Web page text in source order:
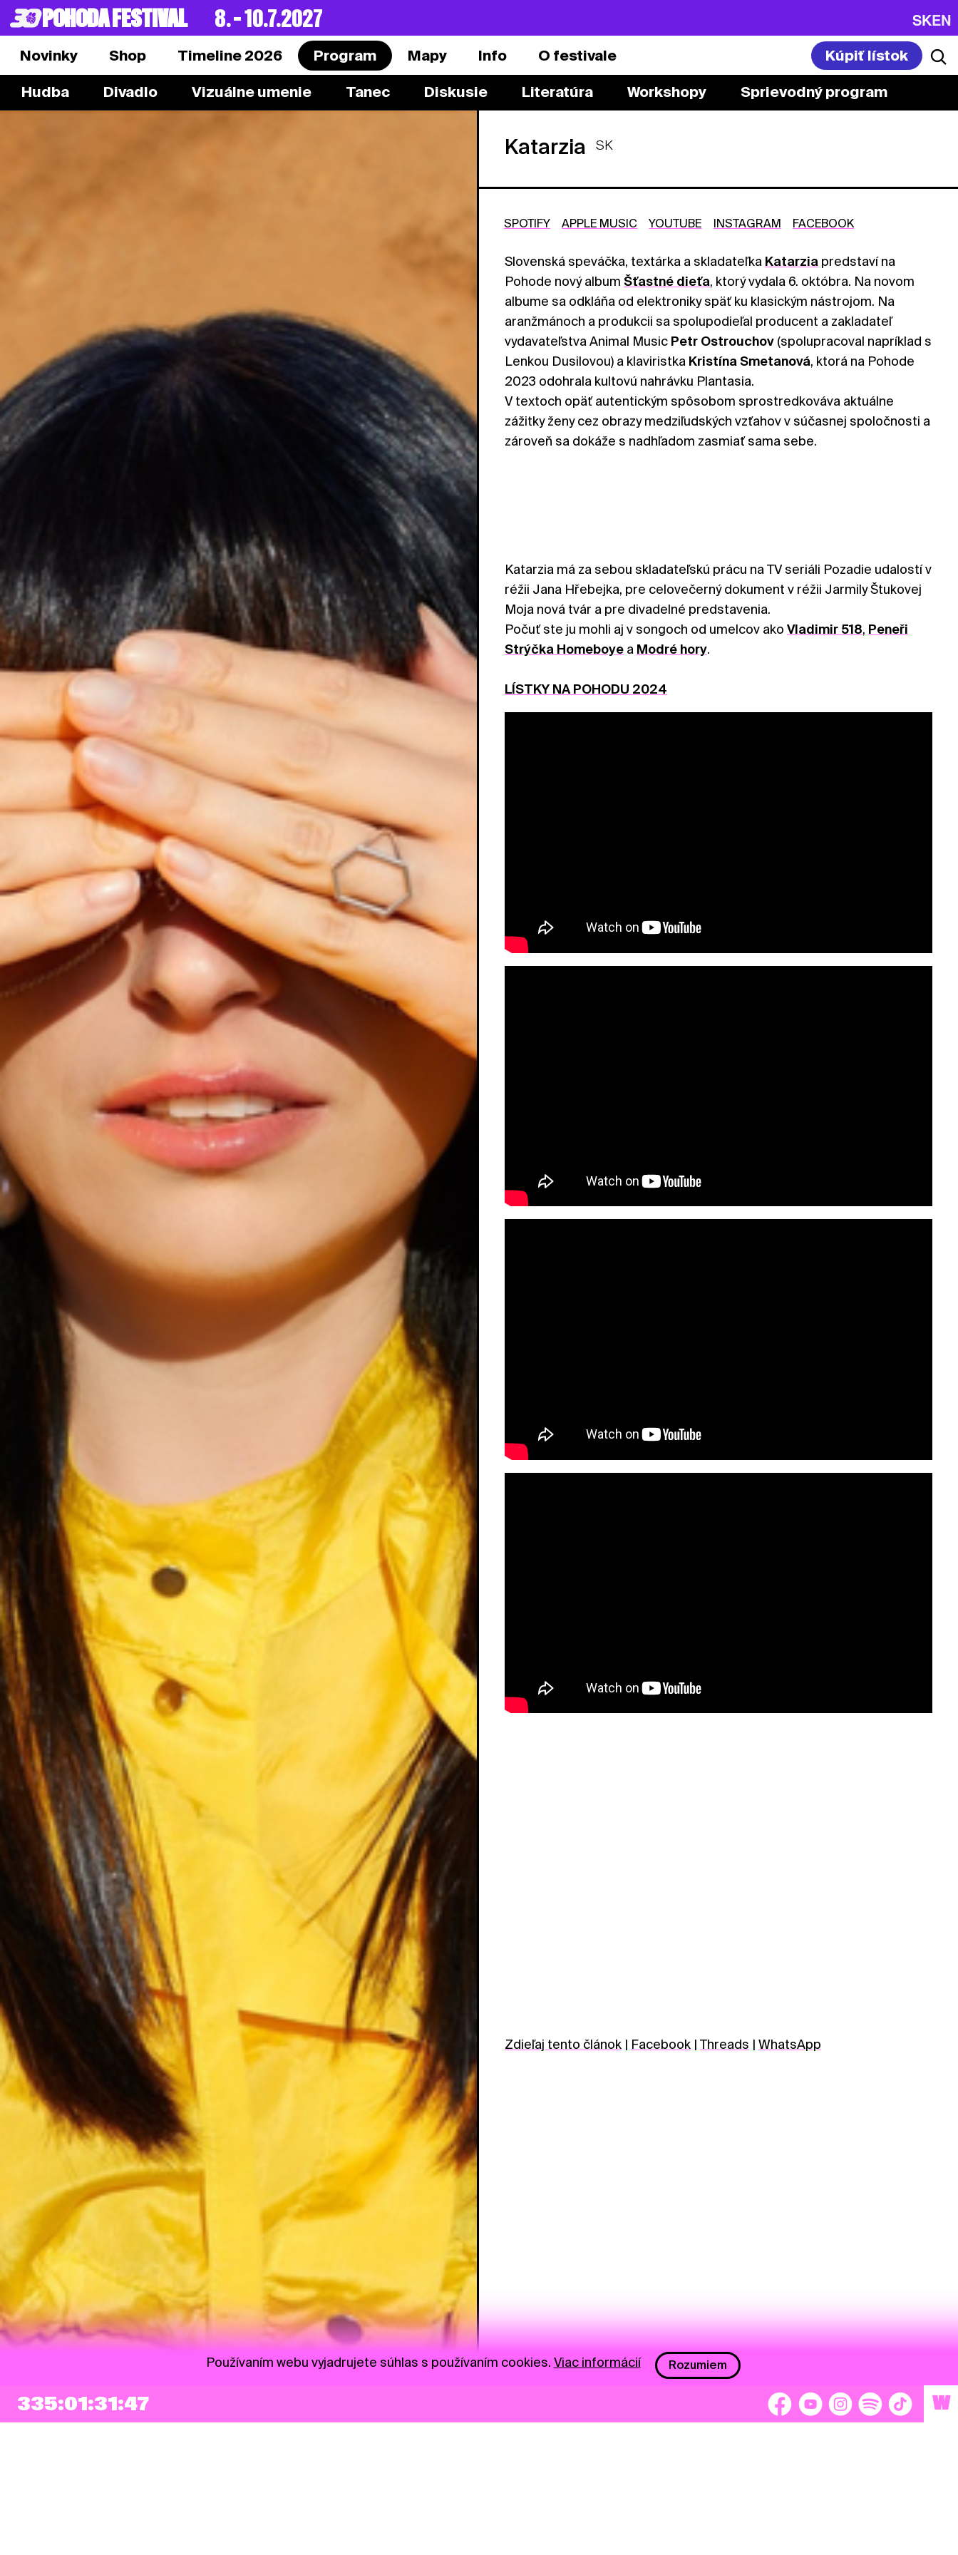
POHODA FESTIVAL 8. – 10.7.2027 SKEN
Novinky Shop Timeline 2026 Program
Hudba Divadlo Vizuálne umenie Tanec Diskusie Literatúra Workshopy Sprievodný program
Mapy Info O festivale Kúpiť lístok
Katarzia SK
SPOTIFY APPLE MUSIC YOUTUBE INSTAGRAM FACEBOOK
Slovenská speváčka, textárka a skladateľka Katarzia predstaví na
Pohode nový album Šťastné dieťa, ktorý vydala 6. októbra. Na novom
albume sa odkláňa od elektroniky späť ku klasickým nástrojom. Na
aranžmánoch a produkcii sa spolupodieľal producent a zakladateľ
vydavateľstva Animal Music Petr Ostrouchov (spolupracoval napríklad s
Lenkou Dusilovou) a klaviristka Kristína Smetanová, ktorá na Pohode
2023 odohrala kultovú nahrávku Plantasia.
V textoch opäť autentickým spôsobom sprostredkováva aktuálne
zážitky ženy cez obrazy medziľudských vzťahov v súčasnej spoločnosti a
zároveň sa dokáže s nadhľadom zasmiať sama sebe.
Katarzia má za sebou skladateľskú prácu na TV seriáli Pozadie udalostí v
réžii Jana Hřebejka, pre celovečerný dokument v réžii Jarmily Štukovej
Moja nová tvár a pre divadelné predstavenia.
Počuť ste ju mohli aj v songoch od umelcov ako Vladimir 518, Peneři
Strýčka Homeboye a Modré hory.
LÍSTKY NA POHODU 2024
Zdieľaj tento článok | Facebook | Threads | WhatsApp
335:01:31:45 W
Používaním webu vyjadrujete súhlas s používaním cookies. Viac informácií Rozumiem